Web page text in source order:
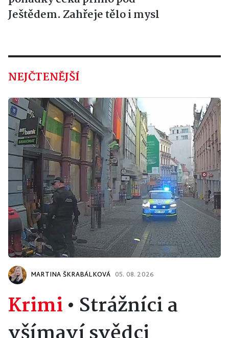
Ještědem. Zahřeje tělo i mysl
NEJČTENĚJŠÍ
MARTINA ŠKRABÁLKOVÁ 05. 08. 2026
Krimi• Strážníci a